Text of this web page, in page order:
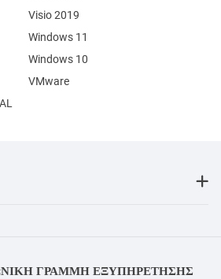
Visio 2019
Windows 11
Windows 10
VMware
ΓΡΑΜΜΉ ΕΞΥΠΗΡΈΤΗΣΗΣ